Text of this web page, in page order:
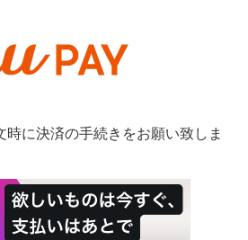
時に決済の手続きをお願い致しま